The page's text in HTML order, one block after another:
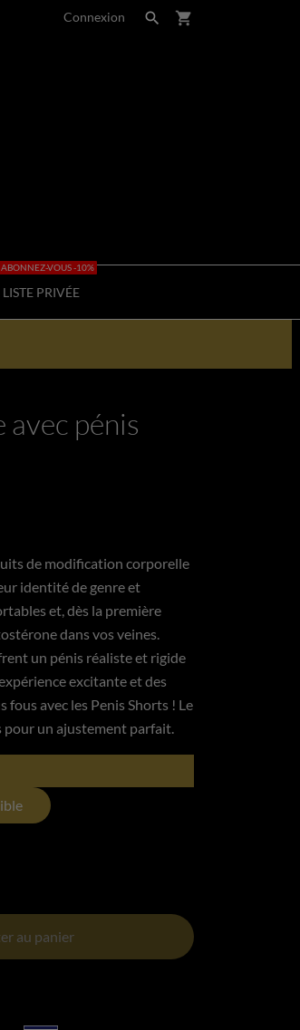
Connexion  shopping_cart
LISTE PRIVÉE
ABONNEZ-VOUS -10%
pénis
de modification corporelle
identité de genre et
et, dès la première
dans vos veines.
un pénis réaliste et rigide
excitante et des
fous avec les Penis Shorts ! Le
un ajustement parfait.
au panier